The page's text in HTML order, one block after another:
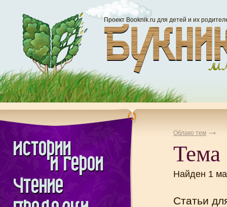
Проект Booknik.ru для детей и их
Облако тем
Тема
Найден 1
Статьи